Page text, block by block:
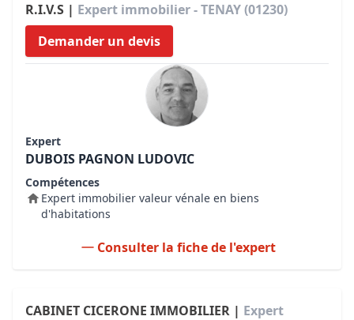
R.I.V.S | Expert immobilier - TENAY (01230)
Demander un devis
Expert
DUBOIS PAGNON LUDOVIC
Compétences
Expert immobilier valeur vénale en biens
d'habitations
Consulter la fiche de l'expert
CABINET CICERONE IMMOBILIER | Expert